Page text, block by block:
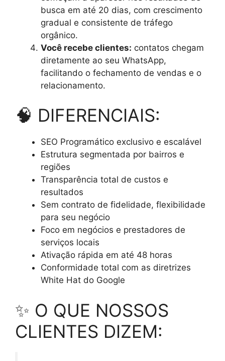
busca em até 20 dias, com crescimento
gradual e consistente de tráfego
orgânico.
Você recebe clientes: contatos chegam
diretamente ao seu WhatsApp,
facilitando o fechamento de vendas e o
relacionamento.
🧠 DIFERENCIAIS:
SEO Programático exclusivo e escalável
Estrutura segmentada por bairros e
regiões
Transparência total de custos e
resultados
Sem contrato de fidelidade, flexibilidade
para seu negócio
Foco em negócios e prestadores de
serviços locais
Ativação rápida em até 48 horas
Conformidade total com as diretrizes
White Hat do Google
✨ O QUE NOSSOS
CLIENTES DIZEM: